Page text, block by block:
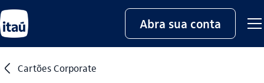
Abra sua conta
seta_esquerda Cartões Corporate